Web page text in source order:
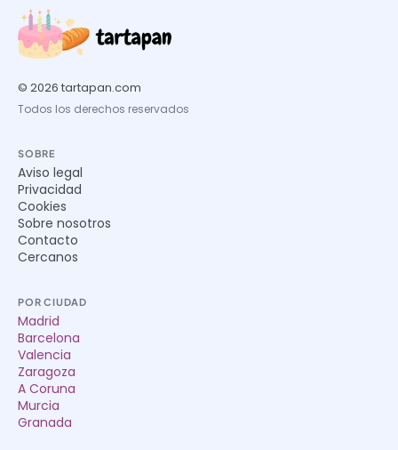
© 2026 tartapan.com
Todos los derechos reservados
SOBRE
Aviso legal
Privacidad
Cookies
Sobre nosotros
Contacto
Cercanos
POR CIUDAD
Madrid
Barcelona
Valencia
Zaragoza
A Coruna
Murcia
Granada